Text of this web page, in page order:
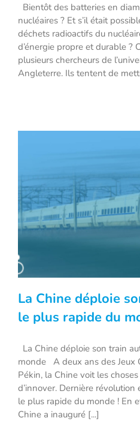
Bientôt des
de déchets
Bientôt des batteries en
nucléaires ? Et s’il était
déchets radioactifs du
d’énergie propre et durable ?
plusieurs chercheurs de
Angleterre. Ils tentent de
La Chine déploie
plus rapide
La Chine déploie
le plus rapide du
La Chine déploie son train
monde A deux ans des Jeux
Pékin, la Chine voit les
d’innover. Dernière
le plus rapide du monde ! En
Chine a inauguré [...]